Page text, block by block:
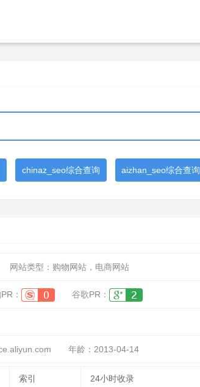
chinaz_seo综合查询 aizhan_seo综合查询
网站类型：购物网站，电商网站
： 谷歌PR：
年龄：2013-04-14
索引 24小时收录